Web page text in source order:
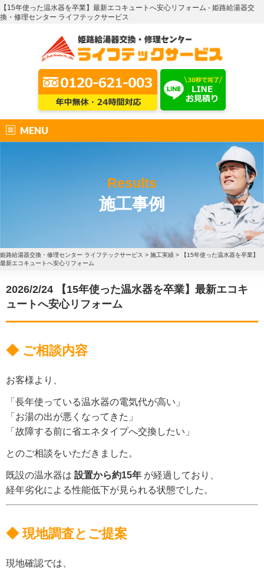
【15年使った温水器を卒業】最新エコキュートへ安心リフォーム - 姫路給湯器交
換・修理センター ライフテックサービス
MENU
Results
施工事例
姫路給湯器交換・修理センター ライフテックサービス > 施工実績 >
【15年使った温水器を卒業】
最新エコキュートへ安心リフォーム
2026/2/24 【15年使った温水器を卒業】最新エコキ
ュートへ安心リフォーム
◆ ご相談内容
お客様より、
「長年使っている温水器の電気代が高い」
「お湯の出が悪くなってきた」
「故障する前に省エネタイプへ交換したい」
とのご相談をいただきました。
既設の温水器は 設置から約15年 が経過しており、
経年劣化による性能低下が見られる状態でした。
◆ 現地調査とご提案
現地確認では、